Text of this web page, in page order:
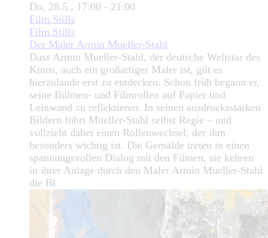
Do, 28.5., 17:00 - 21:00
Film.Stills
Film.Stills
Der Maler Armin Mueller-Stahl
Dass Armin Mueller-Stahl, der deutsche Weltstar des
Kinos, auch ein großartiger Maler ist, gilt es
hierzulande erst zu entdecken. Schon früh begann er,
seine Bühnen- und Filmrollen auf Papier und
Leinwand zu reflektieren. In seinen ausdrucksstarken
Bildern führt Mueller-Stahl selbst Regie – und
vollzieht dabei einen Rollenwechsel, der ihm
besonders wichtig ist. Die Gemälde treten in einen
spannungsvollen Dialog mit den Filmen, sie kehren
in ihrer Anlage durch den Maler Armin Mueller-Stahl
die Bl